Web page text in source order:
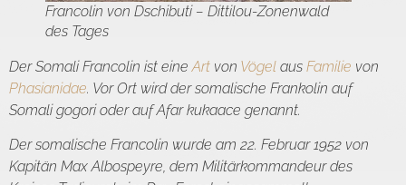
Francolin von Dschibuti – Dittilou-Zonenwald
des Tages
Der Somali Francolin ist eineArt von Vögel aus Familie von
Phasianidae. Vor Ort wird der somalische Frankolin auf
Somaligogorioder auf Afarkukaace genannt.
Der somalische Francolin wurde am 22. Februar 1952 von
Kapitän Max Albospeyre, dem Militärkommandeur des